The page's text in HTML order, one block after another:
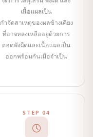
เนื้อแผลเป็น
กำจัดสาเหตุของผลข้างเคียง
ที่อาจหลงเหลืออยู่ด้วยการ
ถอดพังผืดและเนื้อแผลเป็น
ออกพร้อมกันเมื่อจำเป็น
STEP 04